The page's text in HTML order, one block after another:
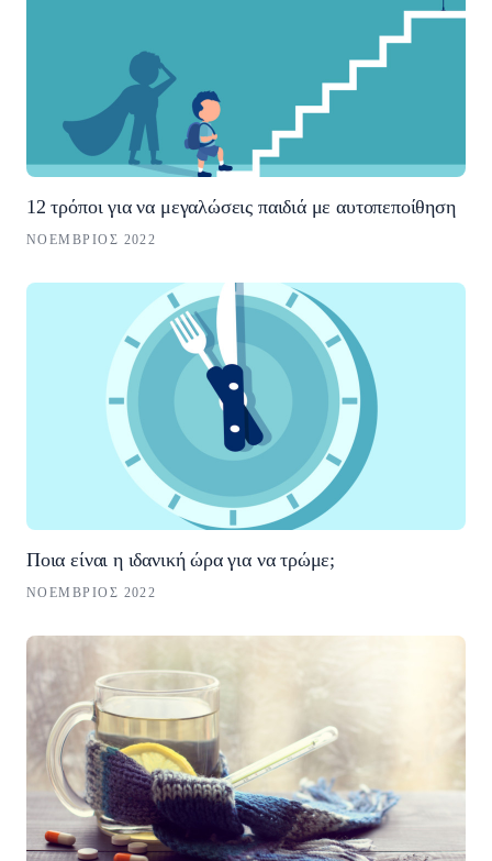
12 τρόποι για να μεγαλώσεις παιδιά με αυτοπεποίθηση
ΝΟΈΜΒΡΙΟΣ 2022
Ποια είναι η ιδανική ώρα για να τρώμε;
ΝΟΈΜΒΡΙΟΣ 2022